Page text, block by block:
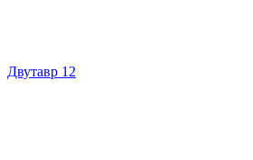
Двутавр 12